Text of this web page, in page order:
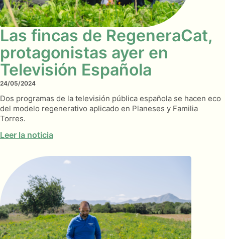
Las fincas de RegeneraCat,
protagonistas ayer en
Televisión Española
24/05/2024
Dos programas de la televisión pública española se hacen eco
del modelo regenerativo aplicado en Planeses y Familia
Torres.
Leer la noticia